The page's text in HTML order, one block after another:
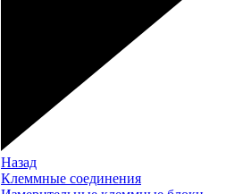
Назад
Клеммные соединения